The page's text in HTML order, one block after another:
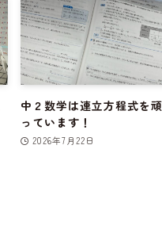
中２数学は連立方程式を
っています！
2026年7月22日